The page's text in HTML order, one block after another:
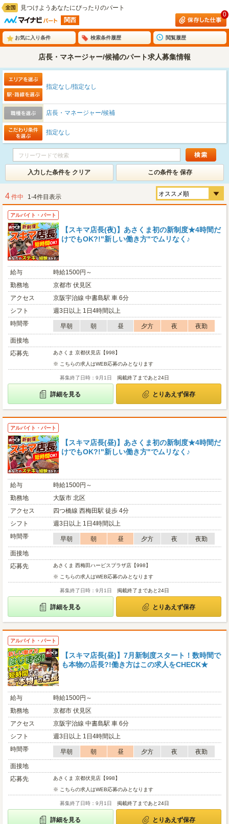
見つけようあなたにぴったりのパート
関西
0
お気に入り条件 検索条件履歴 閲覧履歴
店長・マネージャー/候補のパート求人募集情報
指定なし/指定なし
店長・マネージャー/候補
指定なし
入力した条件を クリア この条件を 保存
4 件中 1-4件目表示
アルバイト・パート
【スキマ店長(夜)】あさくま初の新制度★4時間だ
けでもOK?!"新しい働き方"でムリなく♪
給与
時給1500円～
勤務地
京都市 伏見区
アクセス
京阪宇治線 中書島駅 車 6分
シフト
週3日以上 1日4時間以上
時間帯
早朝 朝 昼 夕方 夜
夜勤
面接地
応募先
あさくま 京都伏見店【998】
※ こちらの求人はWEB応募のみとなります
募集終了日時：9月1日 掲載終了まであと24日
詳細を見る とりあえず保存
アルバイト・パート
【スキマ店長(昼)】あさくま初の新制度★4時間だ
けでもOK?!"新しい働き方"でムリなく♪
給与
時給1500円～
勤務地
大阪市 北区
アクセス
四つ橋線 西梅田駅 徒歩 4分
シフト
週3日以上 1日4時間以上
時間帯
早朝 朝 昼 夕方 夜
夜勤
面接地
応募先
あさくま 西梅田ハービスプラザ店【998】
※ こちらの求人はWEB応募のみとなります
募集終了日時：9月1日 掲載終了まであと24日
詳細を見る とりあえず保存
アルバイト・パート
【スキマ店長(昼)】7月新制度スタート！数時間で
も本物の店長?!働き方はこの求人をCHECK★
給与
時給1500円～
勤務地
京都市 伏見区
アクセス
京阪宇治線 中書島駅 車 6分
シフト
週3日以上 1日4時間以上
時間帯
早朝 朝 昼 夕方 夜
夜勤
面接地
応募先
あさくま 京都伏見店【998】
※ こちらの求人はWEB応募のみとなります
募集終了日時：9月1日 掲載終了まであと24日
詳細を見る とりあえず保存